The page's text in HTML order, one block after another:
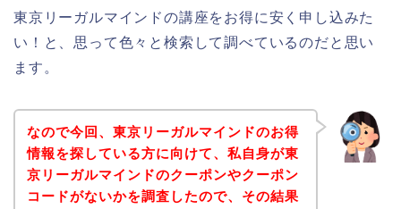
東京リーガルマインドの講座をお得に安く申し込みた
い！と、思って色々と検索して調べているのだと思い
ます。
なので今回、東京リーガルマインドのお得
情報を探している方に向けて、私自身が東
京リーガルマインドのクーポンやクーポン
コードがないかを調査したので、その結果